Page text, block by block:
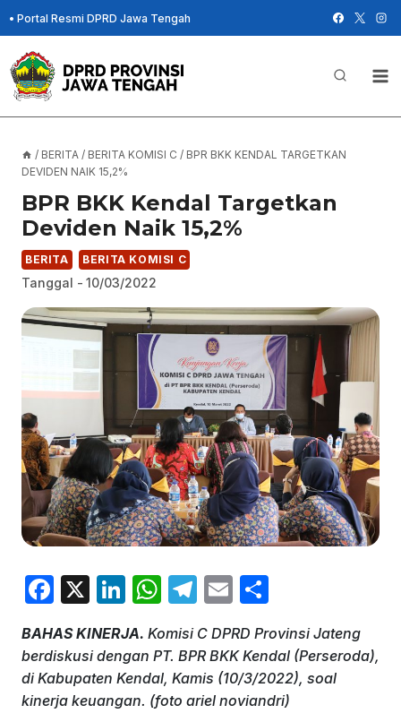
Skip
to
content
• Portal Resmi DPRD Jawa Tengah
/ BERITA / BERITA KOMISI C / BPR BKK KENDAL TARGETKAN
DEVIDEN NAIK 15,2%
BPR BKK Kendal Targetkan
Deviden Naik 15,2%
BERITA BERITA KOMISI C
Tanggal - 10/03/2022
F
c
e
b
X
Li
k
e
dI
W
at
s
A
T
e
gr
a
E
ai
l
ar
e
BAHAS KINERJA. Komisi C DPRD Provinsi Jateng
berdiskusi dengan PT. BPR BKK Kendal (Perseroda),
di Kabupaten Kendal, Kamis (10/3/2022), soal
kinerja keuangan. (foto ariel noviandri)